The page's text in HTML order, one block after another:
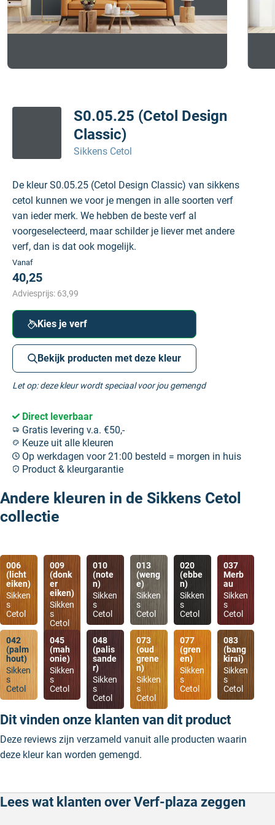
S0.05.25 (Cetol Design
Classic)
Sikkens Cetol
De kleur S0.05.25 (Cetol Design Classic) van sikkens
cetol kunnen we voor je mengen in alle soorten verf
van ieder merk. We hebben de beste verf al
voorgeselecteerd, maar schilder je liever met andere
verf, dan is dat ook mogelijk.
Vanaf
40,25
Adviesprijs: 63,99
Kies je verf
Bekijk producten met deze kleur
Let op: deze kleur wordt speciaal voor jou gemengd
Direct leverbaar
Gratis levering v.a. €50,-
Keuze uit alle kleuren
Op werkdagen voor 21:00 besteld = morgen in huis
Product & kleurgarantie
Andere kleuren in de Sikkens Cetol
collectie
006
(licht
eiken)
Sikken
s
Cetol
009
(donk
er
eiken)
Sikken
s
Cetol
010
(note
n)
Sikken
s
Cetol
013
(weng
e)
Sikken
s
Cetol
020
(ebbe
n)
Sikken
s
Cetol
037
Merb
au
Sikken
s
Cetol
042
(palm
hout)
Sikken
s
Cetol
045
(mah
onie)
Sikken
s
Cetol
048
(palis
sande
r)
Sikken
s
Cetol
073
(oud
grene
n)
Sikken
s
Cetol
077
(gren
en)
Sikken
s
Cetol
083
(bang
kirai)
Sikken
s
Cetol
Dit vinden onze klanten van dit product
Deze reviews zijn verzameld vanuit alle producten waarin
deze kleur kan worden gemengd.
Lees wat klanten over Verf-plaza zeggen